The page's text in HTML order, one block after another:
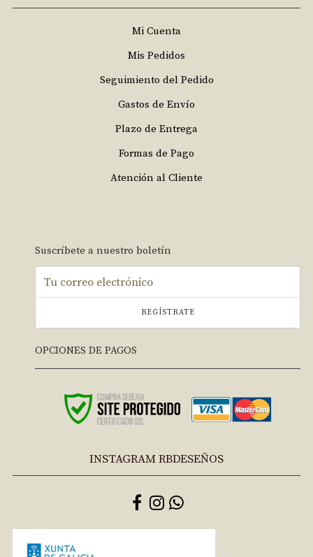
Mi Cuenta
Mis Pedidos
Seguimiento del Pedido
Gastos de Envío
Plazo de Entrega
Formas de Pago
Atención al Cliente
Suscríbete a nuestro boletín
REGÍSTRATE
OPCIONES DE PAGOS
INSTAGRAM RBDESEÑOS